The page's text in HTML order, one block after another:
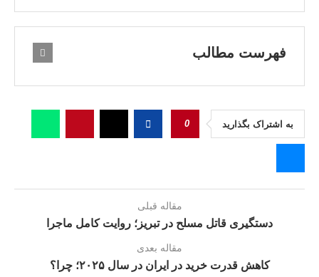
فهرست مطالب
به اشتراک بگذارید 0
مقاله قبلی
دستگیری قاتل مسلح در تبریز؛ روایت کامل ماجرا
مقاله بعدی
کاهش قدرت خرید در ایران در سال ۲۰۲۵؛ چرا؟